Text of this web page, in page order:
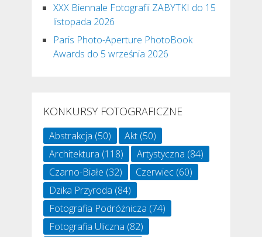
XXX Biennale Fotografii ZABYTKI do 15
listopada 2026
Paris Photo-Aperture PhotoBook
Awards do 5 września 2026
KONKURSY FOTOGRAFICZNE
Abstrakcja (50) Akt(50)
Architektura (118) Artystyczna (84)
Czarno-Białe (32) Czerwiec(60)
Dzika Przyroda (84)
Fotografia Podróżnicza (74)
Fotografia Uliczna (82)